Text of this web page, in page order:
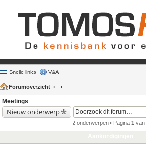
Snelle links V&A
Forumoverzicht
Meetings
Nieuw onderwerp
2 onderwerpen • Pagina 1 van